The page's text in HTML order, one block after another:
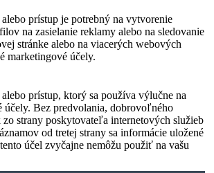
prístup je potrebný na vytvorenie
na zasielanie reklamy alebo na sledovanie
stránke alebo na viacerých webových
marketingové účely.
prístup, ktorý sa používa výlučne na
účely. Bez predvolania, dobrovoľného
zo strany poskytovateľa internetových služieb
od tretej strany sa informácie uložené
účel zvyčajne nemôžu použiť na vašu